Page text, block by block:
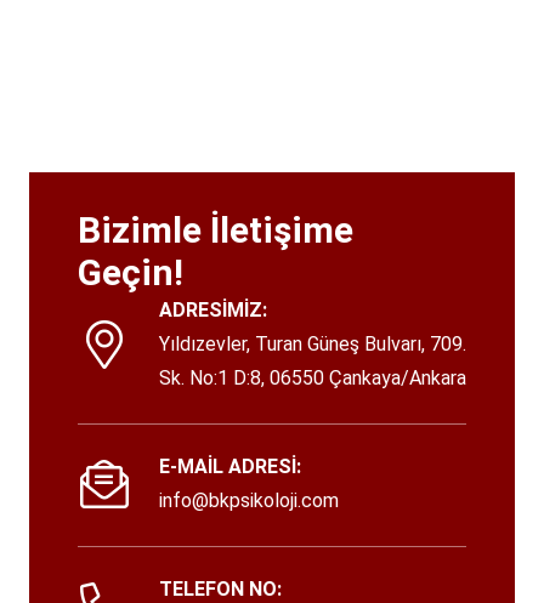
Bizimle İletişime
Geçin!
ADRESİMİZ:
Yıldızevler, Turan Güneş Bulvarı, 709.
Sk. No:1 D:8, 06550 Çankaya/Ankara
E-MAİL ADRESİ:
info@bkpsikoloji.com
TELEFON NO: